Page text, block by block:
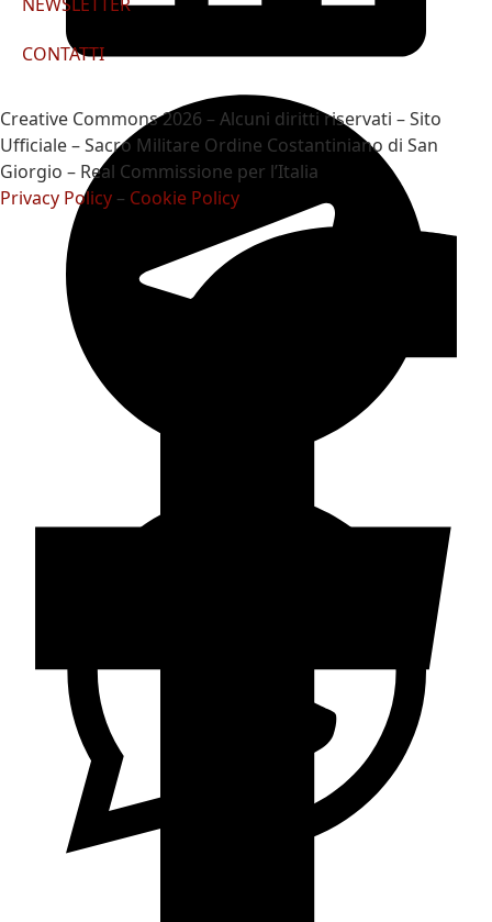
CONTATTI
Creative Commons 2026 – Alcuni diritti riservati – Sito
Ufficiale – Sacro Militare Ordine Costantiniano di San
Giorgio – Real Commissione per l’Italia
Privacy Policy – Cookie Policy